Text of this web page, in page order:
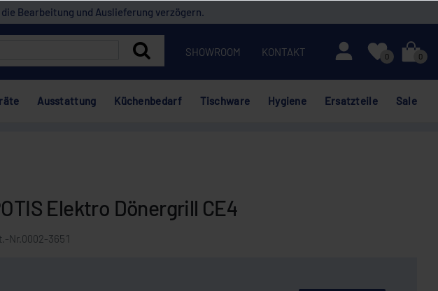
Bearbeitung und Auslieferung verzögern.
SHOWROOM KONTAKT
Mein Konto
0
0
Ausstattung Küchenbedarf Tischware Hygiene Ersatzteile Sale
Elektro Dönergrill CE4
Nr. 0002-3651